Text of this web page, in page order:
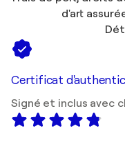
d'art
Certificat
Signé et inclus avec